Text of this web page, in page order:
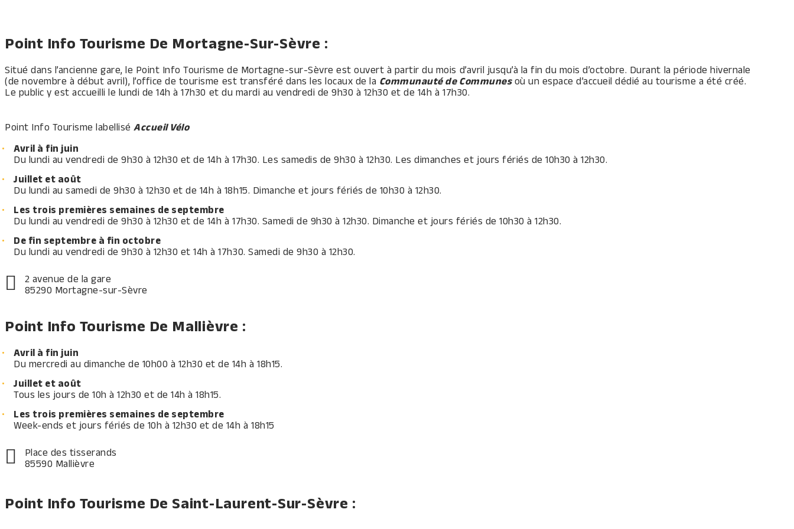
Point Info Tourisme De Mortagne-Sur-Sèvre :
Situé dans l’ancienne gare, le Point Info Tourisme de Mortagne-sur-Sèvre est ouvert à partir du mois d’avril jusqu’à la fin du mois d’octobre. Durant la période hivernale
(de novembre à début avril), l’office de tourisme est transféré dans les locaux de la Communauté de Communes où un espace d’accueil dédié au tourisme a été créé.
Le public y est accueilli le lundi de 14h à 17h30 et du mardi au vendredi de 9h30 à 12h30 et de 14h à 17h30.
Point Info Tourisme labellisé Accueil Vélo
Avril à fin juin
Du lundi au vendredi de 9h30 à 12h30 et de 14h à 17h30. Les samedis de 9h30 à 12h30. Les dimanches et jours fériés de 10h30 à 12h30.
Juillet et août
Du lundi au samedi de 9h30 à 12h30 et de 14h à 18h15. Dimanche et jours fériés de 10h30 à 12h30.
Les trois premières semaines de septembre
Du lundi au vendredi de 9h30 à 12h30 et de 14h à 17h30. Samedi de 9h30 à 12h30. Dimanche et jours fériés de 10h30 à 12h30.
De fin septembre à fin octobre
Du lundi au vendredi de 9h30 à 12h30 et 14h à 17h30. Samedi de 9h30 à 12h30.
2 avenue de la gare
85290 Mortagne-sur-Sèvre
Point Info Tourisme De Mallièvre :
Avril à fin juin
Du mercredi au dimanche de 10h00 à 12h30 et de 14h à 18h15.
Juillet et août
Tous les jours de 10h à 12h30 et de 14h à 18h15.
Les trois premières semaines de septembre
Week-ends et jours fériés de 10h à 12h30 et de 14h à 18h15
Place des tisserands
85590 Mallièvre
Point Info Tourisme De Saint-Laurent-Sur-Sèvre :